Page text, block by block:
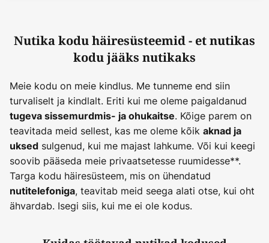
Nutika kodu häiresüsteemid - et nutikas
kodu jääks nutikaks
Meie kodu on meie kindlus. Me tunneme end siin
turvaliselt ja kindlalt. Eriti kui me oleme paigaldanud
tugeva sissemurdmis- ja ohukaitse. Kõige parem on
teavitada meid sellest, kas me oleme kõik aknad ja
uksed sulgenud, kui me majast lahkume. Või kui keegi
soovib pääseda meie privaatsetesse ruumidesse**.
Targa kodu häiresüsteem, mis on ühendatud
nutitelefoniga, teavitab meid seega alati otse, kui oht
ähvardab. Isegi siis, kui me ei ole kodus.